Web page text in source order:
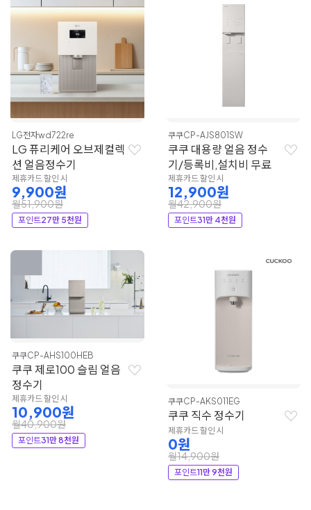
LG전자wd722re
LG 퓨리케어 오브제컬렉
션 얼음정수기
제휴카드 할인 시
9,900원
월51,900원
포인트27만 5천원
쿠쿠CP-AJS801SW
쿠쿠 대용량 얼음 정수
기/등록비,설치비 무료
제휴카드 할인 시
12,900원
월42,900원
포인트31만 4천원
쿠쿠CP-AHS100HEB
쿠쿠 제로100 슬림 얼음
정수기
제휴카드 할인 시
10,900원
월40,900원
포인트31만 8천원
쿠쿠CP-AKS011EG
쿠쿠 직수 정수기
제휴카드 할인 시
0원
월14,900원
포인트11만 9천원